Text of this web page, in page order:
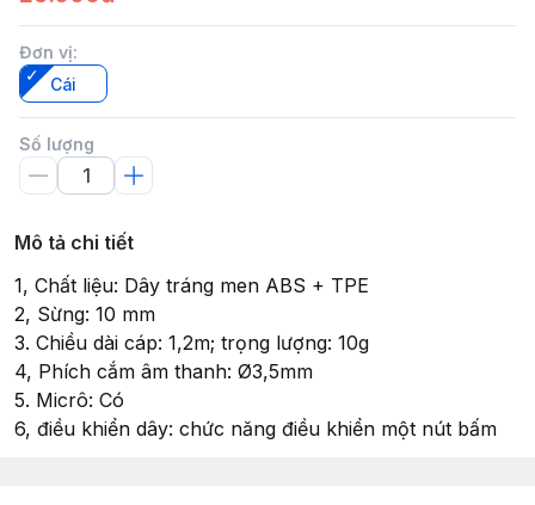
Đơn vị:
Cái
Số lượng
Mô tả chi tiết
1, Chất liệu: Dây tráng men ABS + TPE
2, Sừng: 10 mm
3. Chiều dài cáp: 1,2m; trọng lượng: 10g
4, Phích cắm âm thanh: Ø3,5mm
5. Micrô: Có
6, điều khiển dây: chức năng điều khiển một nút bấm